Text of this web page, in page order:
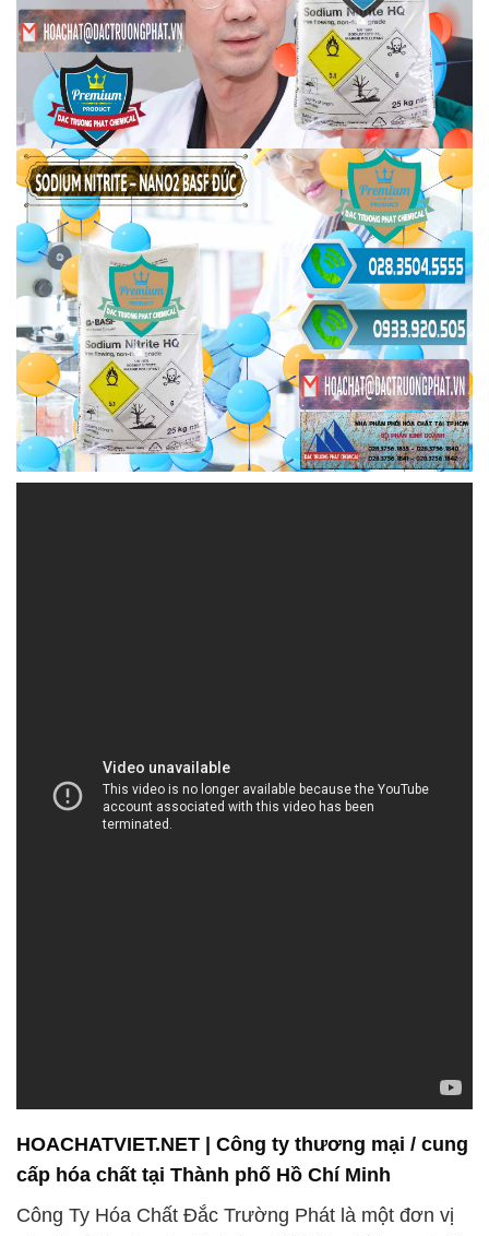
HOACHATVIET.NET | Công ty thương mại / cung
cấp hóa chất tại Thành phố Hồ Chí Minh
Công Ty Hóa Chất Đắc Trường Phát là một đơn vị